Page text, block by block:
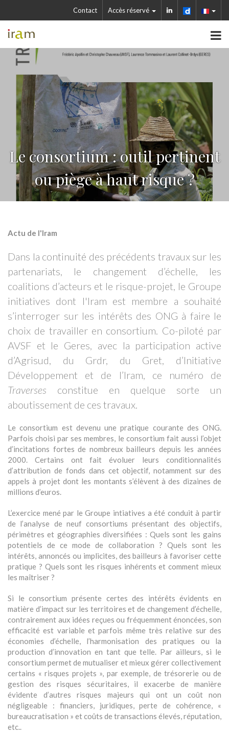
Contact Accès réservé
Le consortium : outil pertinent
ou piège à haut risque ?
Actu de l'Iram
Dans la continuité des précédents travaux sur les
partenariats, le changement d’échelle, les
coalitions d’acteurs et le risque-projet, le Groupe
initiatives dont l'Iram est membre a souhaité
s’interroger sur les intérêts des ONG à faire le
choix de travailler en consortium. Co-piloté par
AVSF et le Geres, avec la participation active
d’Agrisud, du Grdr, du Gret, d’Initiative
Développement et de l’Iram, ce numéro de
Traverses constitue en quelque sorte un
aboutissement de ces travaux.
Le consortium est devenu une pratique courante des ONG.
Parfois choisi par ses membres, le consortium fait aussi l’objet
d’incitations fortes de nombreux bailleurs depuis les années
2000. Certains ont fait évoluer leurs conditionnalités
d’attribution de fonds dans cet objectif, notamment sur des
appels à projet dont les montants s’élèvent à des dizaines de
millions d’euros.
L’exercice mené par le Groupe intiatives a été conduit à partir
de l’analyse de neuf consortiums présentant des objectifs,
périmètres et géographies diversifiées : Quels sont les gains
potentiels de ce mode de collaboration ? Quels sont les
intérêts, annoncés ou implicites, des bailleurs à favoriser cette
pratique ? Quels sont les risques inhérents et comment mieux
les maîtriser ?
Si le consortium présente certes des intérêts évidents en
matière d’impact sur les territoires et de changement d’échelle,
contrairement aux idées reçues ou fréquemment énoncées, son
efficacité est variable et parfois même très relative sur des
économies d’échelle, l’harmonisation des pratiques ou la
production d’innovation en tant que telle. Par ailleurs, si le
consortium permet de mutualiser et mieux gérer collectivement
certains « risques projets », par exemple, de trésorerie ou de
gestion des risques sécuritaires, il exacerbe de manière
évidente d’autres risques majeurs qui ont un coût non
négligeable : financiers, juridiques, perte de cohérence, «
bureaucratisation » et coûts de transactions élevés, réputation,
etc..